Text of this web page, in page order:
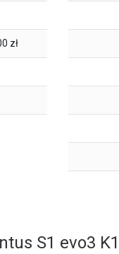
zł
S1 evo3